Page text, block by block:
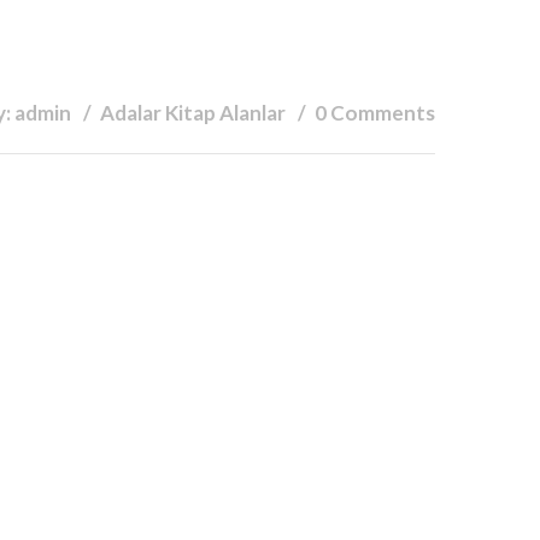
admin Adalar Kitap Alanlar 0 Comments